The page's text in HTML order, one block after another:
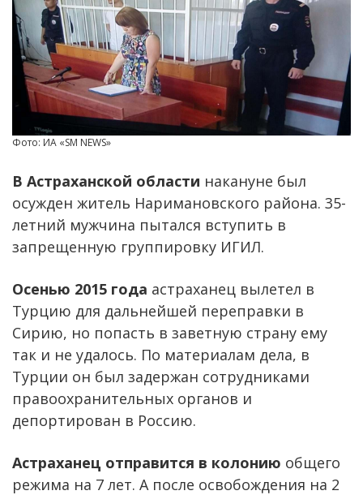
Фото: ИА «SM NEWS»
В Астраханской области накануне был
осужден житель Наримановского района. 35-
летний мужчина пытался вступить в
запрещенную группировку ИГИЛ.
Осенью 2015 года астраханец вылетел в
Турцию для дальнейшей переправки в
Сирию, но попасть в заветную страну ему
так и не удалось. По материалам дела, в
Турции он был задержан сотрудниками
правоохранительных органов и
депортирован в Россию.
Астраханец отправится в колонию общего
режима на 7 лет. А после освобождения на 2